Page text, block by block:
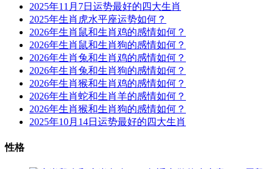
2025年11月7日运势最好的四大生肖
2025年生肖虎水平座运势如何？
2026年生肖鼠和生肖鸡的感情如何？
2026年生肖鼠和生肖狗的感情如何？
2026年生肖兔和生肖鸡的感情如何？
2026年生肖兔和生肖狗的感情如何？
2026年生肖猴和生肖鸡的感情如何？
2026年生肖蛇和生肖羊的感情如何？
2026年生肖猴和生肖狗的感情如何？
2025年10月14日运势最好的四大生肖
性格